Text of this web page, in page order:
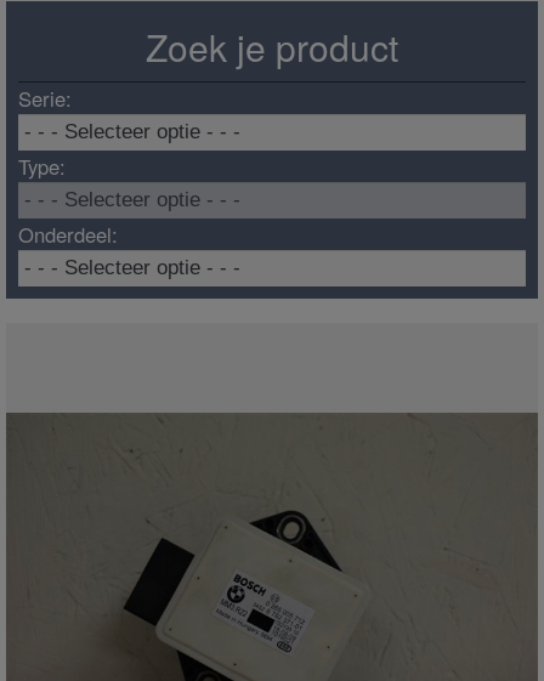
Zoek je product
Serie:
Type:
Onderdeel: